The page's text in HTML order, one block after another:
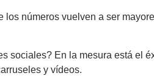
los números vuelven a ser
sociales? En la mesura está el
y vídeos.